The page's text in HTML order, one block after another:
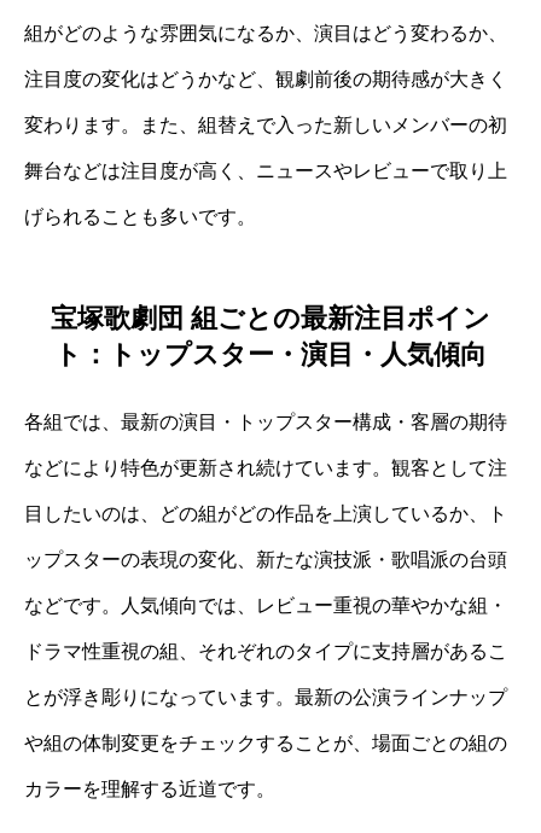
組がどのような雰囲気になるか、演目はどう変わるか、
注目度の変化はどうかなど、観劇前後の期待感が大きく
変わります。また、組替えで入った新しいメンバーの初
舞台などは注目度が高く、ニュースやレビューで取り上
げられることも多いです。
宝塚歌劇団 組ごとの最新注目ポイン
ト：トップスター・演目・人気傾向
各組では、最新の演目・トップスター構成・客層の期待
などにより特色が更新され続けています。観客として注
目したいのは、どの組がどの作品を上演しているか、ト
ップスターの表現の変化、新たな演技派・歌唱派の台頭
などです。人気傾向では、レビュー重視の華やかな組・
ドラマ性重視の組、それぞれのタイプに支持層があるこ
とが浮き彫りになっています。最新の公演ラインナップ
や組の体制変更をチェックすることが、場面ごとの組の
カラーを理解する近道です。